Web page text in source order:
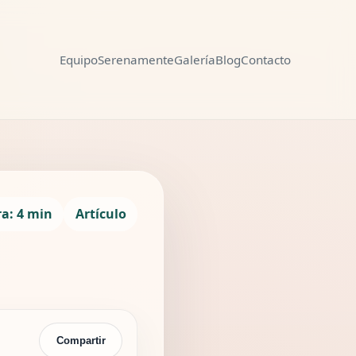
EquipoSerenamenteGaleríaBlogContacto
4 min Artículo
Compartir